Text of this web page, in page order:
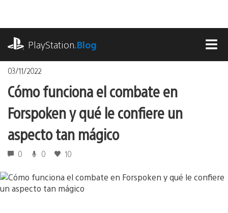
contenido
PlayStation.Blog
03/11/2022
Cómo funciona el combate en
Forspoken y qué le confiere un
aspecto tan mágico
0 0 10